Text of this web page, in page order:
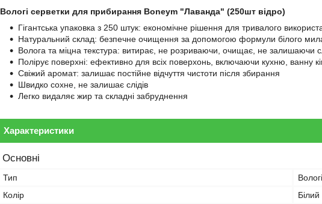
Вологі серветки для прибирання Boneym "Лаванда" (250шт відро)
Гігантська упаковка з 250 штук: економічне рішення для тривалого
Натуральний склад: безпечне очищення за допомогою формули білого
Волога та міцна текстура: витирає, не розриваючи, очищає, не залишаючи
Полірує поверхні: ефективно для всіх поверхонь, включаючи кухню, ванну
Свіжий аромат: залишає постійне відчуття чистоти після збирання
Швидко сохне, не залишає слідів
Легко видаляє жир та складні забруднення
Характеристики
Основні
Тип
Колір
Білий